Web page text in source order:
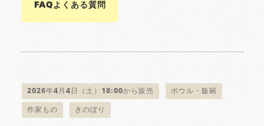
FAQよくある質問
2026年4月4日（土）18:00から販売 ボウル・飯碗
作家もの きのぼり